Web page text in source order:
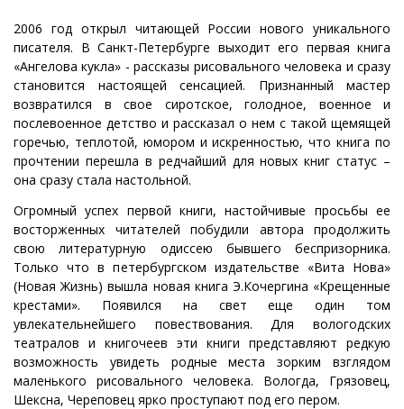
2006 год открыл читающей России нового уникального
писателя. В Санкт-Петербурге выходит его первая книга
«Ангелова кукла» - рассказы рисовального человека и сразу
становится настоящей сенсацией. Признанный мастер
возвратился в свое сиротское, голодное, военное и
послевоенное детство и рассказал о нем с такой щемящей
горечью, теплотой, юмором и искренностью, что книга по
прочтении перешла в редчайший для новых книг статус –
она сразу стала настольной.
Огромный успех первой книги, настойчивые просьбы ее
восторженных читателей побудили автора продолжить
свою литературную одиссею бывшего беспризорника.
Только что в петербургском издательстве «Вита Нова»
(Новая Жизнь) вышла новая книга Э.Кочергина «Крещенные
крестами». Появился на свет еще один том
увлекательнейшего повествования. Для вологодских
театралов и книгочеев эти книги представляют редкую
возможность увидеть родные места зорким взглядом
маленького рисовального человека. Вологда, Грязовец,
Шексна, Череповец ярко проступают под его пером.